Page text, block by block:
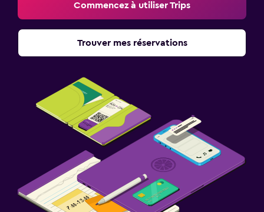
Commencez à utiliser Trips
Trouver mes réservations